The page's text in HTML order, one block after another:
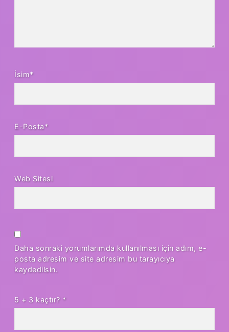
İsim*
E-Posta*
Web Sitesi
Daha sonraki yorumlarımda kullanılması için adım, e-
posta adresim ve site adresim bu tarayıcıya
kaydedilsin.
5 + 3 kaçtır? *